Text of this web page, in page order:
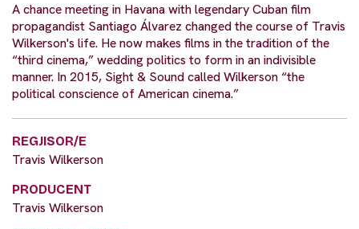
A chance meeting in Havana with legendary Cuban film
propagandist Santiago Álvarez changed the course of Travis
Wilkerson's life. He now makes films in the tradition of the
“third cinema,” wedding politics to form in an indivisible
manner. In 2015, Sight & Sound called Wilkerson “the
political conscience of American cinema.”
REGJISOR/E
Travis Wilkerson
PRODUCENT
Travis Wilkerson